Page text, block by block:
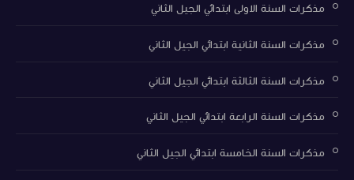
مذكرات السنة الاولى ابتدائي الجيل الثاني
مذكرات السنة الثانية ابتدائي الجيل الثاني
مذكرات السنة الثالثة ابتدائي الجيل الثاني
مذكرات السنة الرابعة ابتدائي الجيل الثاني
مذكرات السنة الخامسة ابتدائي الجيل الثاني